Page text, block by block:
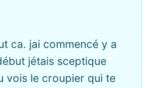
ca. jai commencé y a
jétais sceptique
vois le croupier qui te